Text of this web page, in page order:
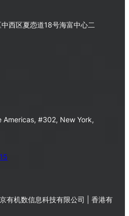
西区夏悫道18号海富中心二
Americas, #302, New York,
机数信息科技有限公司 | 香港有